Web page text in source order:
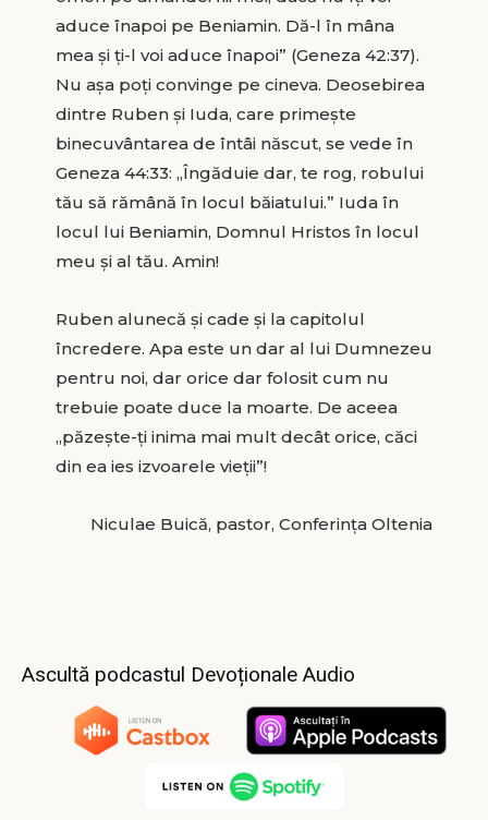
aduce înapoi pe Beniamin. Dă-l în mâna
mea şi ţi-l voi aduce înapoi” (Geneza 42:37).
Nu aşa poţi convinge pe cineva. Deosebirea
dintre Ruben şi Iuda, care primeşte
binecuvântarea de întâi născut, se vede în
Geneza 44:33: „Îngăduie dar, te rog, robului
tău să rămână în locul băiatului.” Iuda în
locul lui Beniamin, Domnul Hristos în locul
meu şi al tău. Amin!
Ruben alunecă şi cade şi la capitolul
încredere. Apa este un dar al lui Dumnezeu
pentru noi, dar orice dar folosit cum nu
trebuie poate duce la moarte. De aceea
„păzeşte-ţi inima mai mult decât orice, căci
din ea ies izvoarele vieţii”!
Niculae Buică, pastor, Conferința Oltenia
Ascultă podcastul Devoționale Audio